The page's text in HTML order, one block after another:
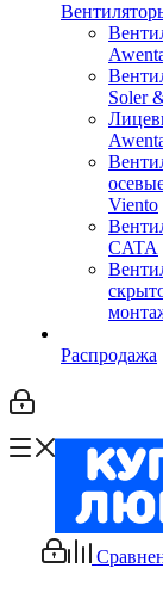
Soler
Viento
CATA
Распродажа